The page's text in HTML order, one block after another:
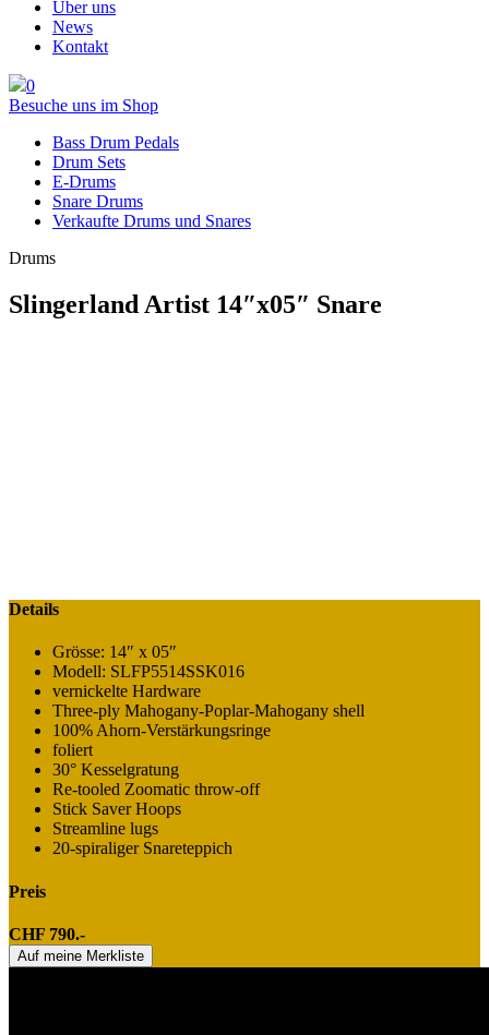
Über uns
News
Kontakt
0
Besuche uns im Shop
Bass Drum Pedals
Drum Sets
E-Drums
Snare Drums
Verkaufte Drums und Snares
Drums
Slingerland Artist 14″x05″ Snare
Details
Grösse: 14″ x 05″
Modell: SLFP5514SSK016
vernickelte Hardware
Three-ply Mahogany-Poplar-Mahogany shell
100% Ahorn-Verstärkungsringe
foliert
30° Kesselgratung
Re-tooled Zoomatic throw-off
Stick Saver Hoops
Streamline lugs
20-spiraliger Snareteppich
Preis
CHF 790.-
Auf meine Merkliste